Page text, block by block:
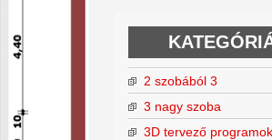
2 szobából 3
3 nagy szoba
3D tervező programok